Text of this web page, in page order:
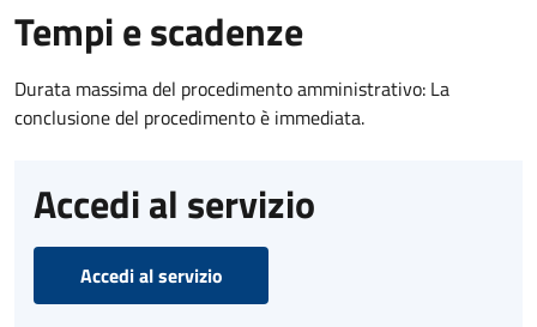
Tempi e scadenze
Durata massima del procedimento amministrativo: La
conclusione del procedimento è immediata.
Accedi al servizio
Accedi al servizio